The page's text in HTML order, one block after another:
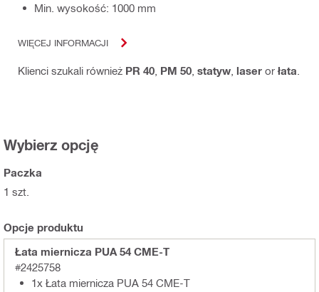
Min. wysokość: 1000 mm
WIĘCEJ INFORMACJI
Klienci szukali również PR 40 PM 50 statyw laser or łata
Wybierz opcję
Paczka
1 szt.
Opcje produktu
Łata miernicza PUA 54 CME-T
#2425758
1x Łata miernicza PUA 54 CME-T